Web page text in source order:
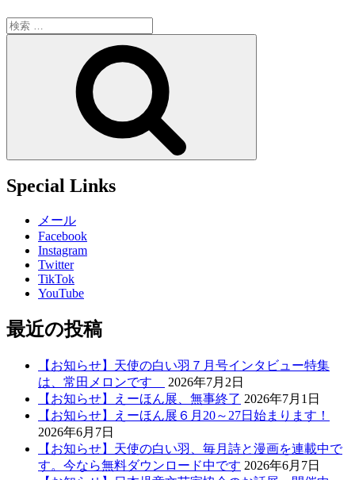
検
索:
Special Links
メール
Facebook
Instagram
Twitter
TikTok
YouTube
最近の投稿
【お知らせ】天使の白い羽７月号インタビュー特集
は、常田メロンです
2026年7月2日
【お知らせ】えーほん展、無事終了 2026年7月1日
【お知らせ】えーほん展６月20～27日始まります！
2026年6月7日
【お知らせ】天使の白い羽、毎月詩と漫画を連載中で
す。今なら無料ダウンロード中です 2026年6月7日